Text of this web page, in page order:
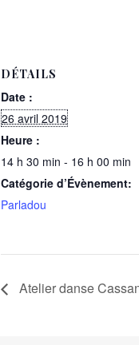
DÉTAILS
Date :
26 avril 2019
Heure :
14 h 30 min - 16 h 00 min
Catégorie d’Évènement:
Parladou
Atelier danse